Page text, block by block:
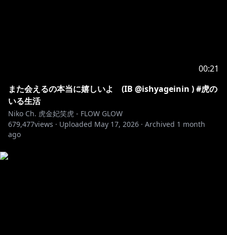
00:21
また会えるの本当に嬉しいよ (IB @ishyageinin ) #虎の
いる生活
Niko Ch. 虎金妃笑虎 - FLOW GLOW
679,477views · Uploaded May 17, 2026 · Archived 1 month
ago